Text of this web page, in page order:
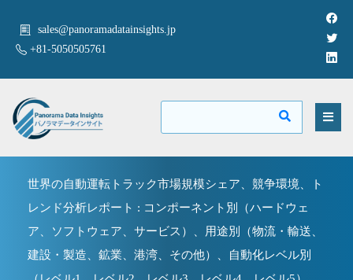
sales@panoramadatainsights.jp
+81-5050505761
世界の自動運転トラック市場規模シェア、競争環境、ト
レンド分析レポート : コンポーネント別（ハードウェ
ア、ソフトウェア、サービス）、用途別（物流・輸送、
建設・製造、鉱業、港湾、その他）、自動化レベル別